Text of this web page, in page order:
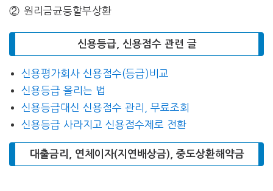
② 원리금균등할부상환
신용등급, 신용점수 관련 글
신용평가회사 신용점수(등급)비교
신용등급 올리는 법
신용등급대신 신용점수 관리, 무료조회
신용등급 사라지고 신용점수제로 전환
대출금리, 연체이자(지연배상금), 중도상환해약금